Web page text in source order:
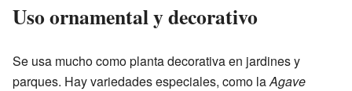
Uso ornamental y decorativo
Se usa mucho como planta decorativa en jardines y
parques. Hay variedades especiales, como laAgave